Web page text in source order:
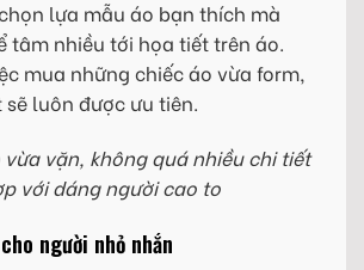
lựa mẫu áo bạn thích mà
tâm nhiều tới họa tiết trên áo.
mua những chiếc áo vừa form,
sẽ luôn được ưu tiên.
vừa vặn, không quá nhiều chi tiết
với dáng người cao to
người nhỏ nhắn